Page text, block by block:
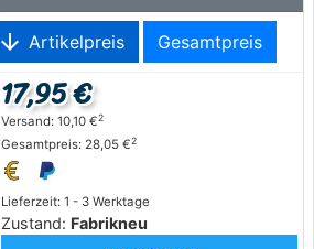
arrow_downward Artikelpreis Gesamtpreis
Lieferzeit: 1 - 3 Werktage
Zustand: Fabrikneu
17,95 €
Versand: 10,10 €2
Gesamtpreis: 28,05 €2